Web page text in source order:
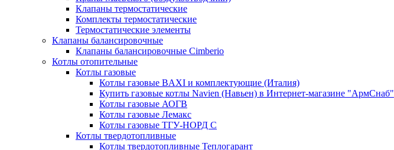
Клапаны термостатические
Комплекты термостатические
Термостатические элементы
Клапаны балансировочные
Клапаны балансировочные Cimberio
Котлы отопительные
Котлы газовые
Котлы газовые BAXI и комплектующие (Италия)
Купить газовые котлы Navien (Навьен) в Интернет-магазине "АрмСнаб"
Котлы газовые АОГВ
Котлы газовые Лемакс
Котлы газовые ТГУ-НОРД С
Котлы твердотопливные
Котлы твердотопливные Теплогарант